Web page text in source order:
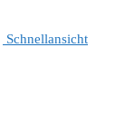
Schnellansicht